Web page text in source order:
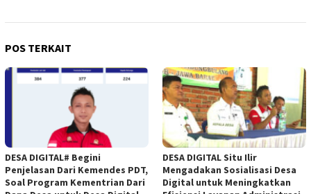
POS TERKAIT
DESA DIGITAL# Begini
Penjelasan Dari Kemendes PDT,
Soal Program Kementrian Dari
DESA DIGITAL Situ Ilir
Mengadakan Sosialisasi Desa
Digital untuk Meningkatkan